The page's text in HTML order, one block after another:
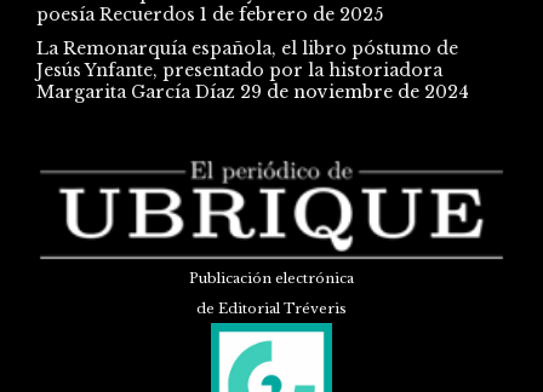
poesía Recuerdos 1 de febrero de 2025
La Remonarquía española, el libro póstumo de
Jesús Ynfante, presentado por la historiadora
Margarita García Díaz 29 de noviembre de 2024
Publicación electrónica
de Editorial Tréveris